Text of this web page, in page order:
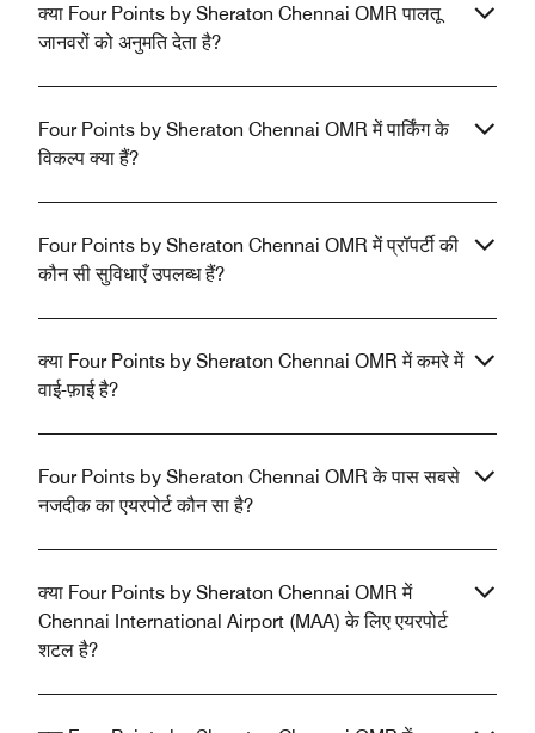
क्या Four Points by Sheraton Chennai OMR पालतू
जानवरों को अनुमति देता है?
Four Points by Sheraton Chennai OMR में पार्किंग के
विकल्प क्या हैं?
Four Points by Sheraton Chennai OMR में प्रॉपर्टी की
कौन सी सुविधाएँ उपलब्ध हैं?
क्या Four Points by Sheraton Chennai OMR में कमरे में
वाई-फ़ाई है?
Four Points by Sheraton Chennai OMR के पास सबसे
नजदीक का एयरपोर्ट कौन सा है?
क्या Four Points by Sheraton Chennai OMR में
Chennai International Airport (MAA) के लिए एयरपोर्ट
शटल है?